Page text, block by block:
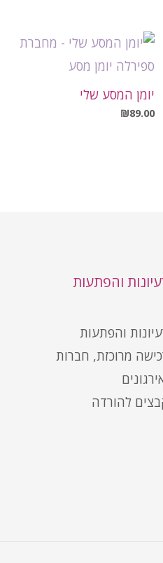
יומן המסע שלי
₪89.00
והפתעות
והפתעות
מרוכזת, חברות
להורדה